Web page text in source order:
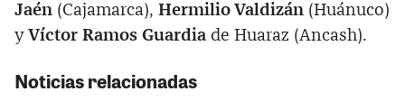
Jaén (Cajamarca), Hermilio Valdizán (Huánuco)
y Víctor Ramos Guardia de Huaraz (Ancash).
Noticias relacionadas